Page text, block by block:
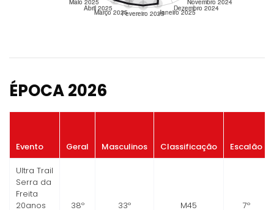
ÉPOCA 2026
Evento Geral Masculinos Classificação Escalão
Ultra Trail
Serra da
Freita
20anos
38º 33º M45 7º